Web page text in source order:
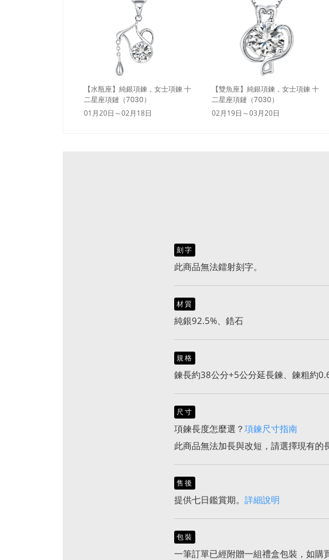
【水瓶座】純銀項鍊，女士項鍊 十
二星座項鏈（7030）
01月20日～02月18日
【雙魚座】純銀項鍊，女士項鍊 十
二星座項鏈（7030）
02月19日～03月20日
刻字
此商品無法鐳射刻字。
材質
純銀92.5%、鋯石
規格
鍊長約38公分+5公分延長鍊、鍊粗約
尺寸
項鍊長度怎麼選？ 項鍊尺寸指南
此商品無法加長與改短，請選擇現有的
售後
提供七日鑑賞期。 詳細說明
包裝
一筆訂單已經附贈一組禮盒包裝，如